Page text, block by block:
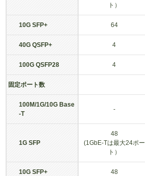
ト）
10G SFP+ 64
40G QSFP+ 4
100G QSFP28 4
固定ポート数
100M/1G/10G Base
-T
-
1G SFP
48
(1GbE-Tは最大24ポー
ト）
10G SFP+ 48